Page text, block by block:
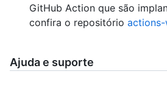
GitHub Action que são
confira o repositório
Ajuda e suporte